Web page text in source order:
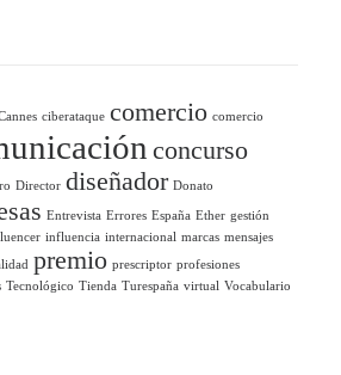
ciberataque comercio comercio
concurso
Director diseñador Donato
Entrevista Errores España Ether gestión
influencia internacional marcas mensajes
premio prescriptor profesiones
Tecnológico Tienda Turespaña virtual Vocabulario